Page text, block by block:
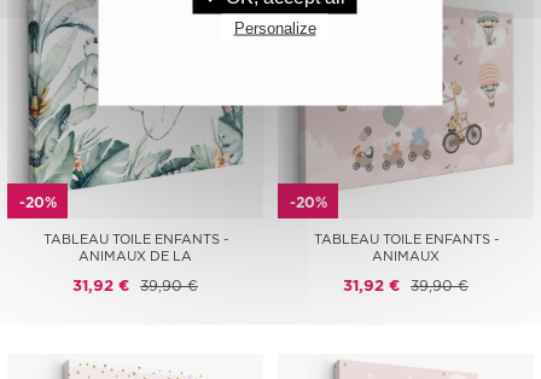
-20%
TABLEAU TOILE ENFANTS -
ANIMAUX DE LA
31,92 € 39,90 €
-20%
TABLEAU TOILE ENFANTS -
ANIMAUX
31,92 € 39,90 €
Personalize